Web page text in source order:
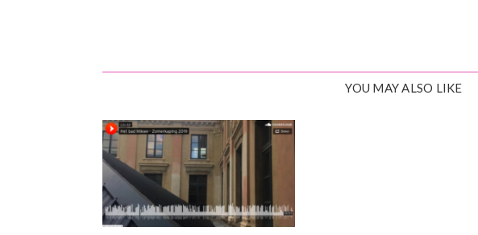
YOU MAY ALSO LIKE